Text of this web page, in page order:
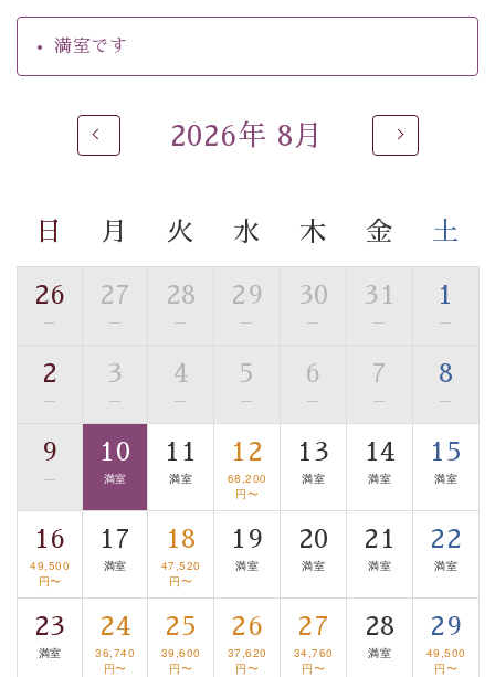
【温泉】
るご入浴をお愉しみください。
■お座敷風呂（大浴場）
す。
※男性大浴場までのご移動には階段がございます。 予め
ご了承のほどお願いいたします。
眺望はございませんが、源泉掛け流しの温泉の質を楽し
む貸切温泉風呂です。ゆったりといやされるプライベー
トな空間をお愉しみください。
【旅】
■諏訪大社4社を巡る無料参拝バス
豊富な知識を持ったドライバー兼ガイドが諏訪大社をご
案内します。 事前ご予約制ですので、ご利用ご希望の方
は【3日前まで】にお電話ください。
※交通規制などにより運行できない日がございます
※年末年始及び御柱祭前後は運行しておりません
満室です
2026年 8月
日 月 火 水 木 金 土
26
—
27
—
28
—
29
—
30
—
31
—
1
—
2
—
3
—
4
—
5
—
6
—
7
—
8
—
9
—
10
満室
11
満室
12
68,200
円〜
13
満室
14
満室
15
満室
16
49,500
円〜
17
満室
18
47,520
円〜
19
満室
20
満室
21
満室
22
満室
23
満室
24
36,740
円〜
25
39,600
円〜
26
37,620
円〜
27
34,760
円〜
28
満室
29
49,500
円〜